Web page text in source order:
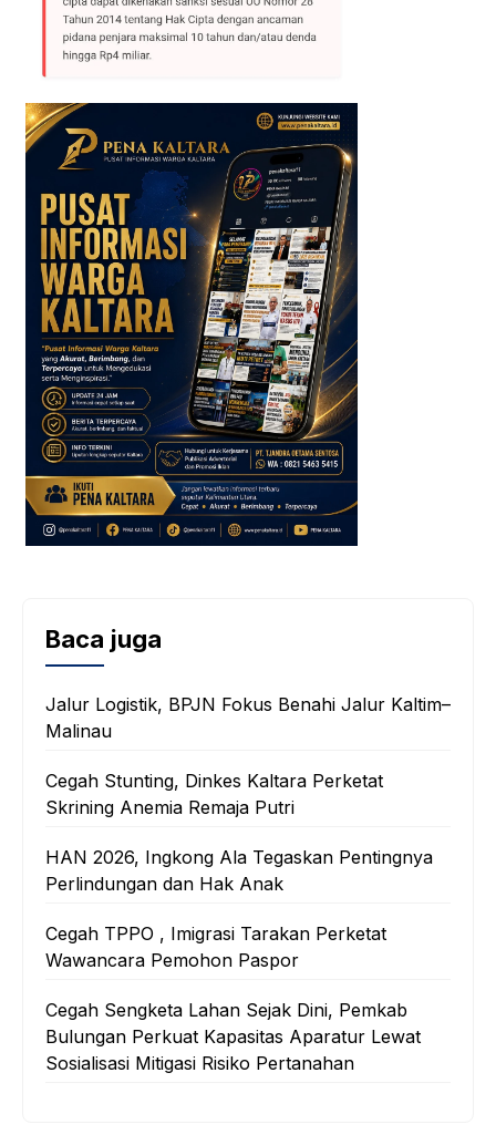
Baca juga
‎Jalur Logistik, BPJN Fokus Benahi Jalur Kaltim–
Malinau
Cegah Stunting, Dinkes Kaltara Perketat
Skrining Anemia Remaja Putri
HAN 2026, Ingkong Ala Tegaskan Pentingnya
Perlindungan dan Hak Anak
Cegah TPPO , Imigrasi Tarakan Perketat
Wawancara Pemohon Paspor
Cegah Sengketa Lahan Sejak Dini, Pemkab
Bulungan Perkuat Kapasitas Aparatur Lewat
Sosialisasi Mitigasi Risiko Pertanahan